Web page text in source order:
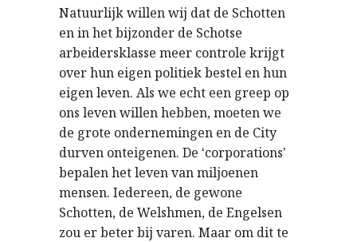
Natuurlijk willen wij dat de Schotten
en in het bijzonder de Schotse
arbeidersklasse meer controle krijgt
over hun eigen politiek bestel en hun
eigen leven. Als we echt een greep op
ons leven willen hebben, moeten we
de grote ondernemingen en de City
durven onteigenen. De ‘corporations’
bepalen het leven van miljoenen
mensen. Iedereen, de gewone
Schotten, de Welshmen, de Engelsen
zou er beter bij varen. Maar om dit te